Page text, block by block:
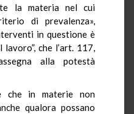
la materia nel cui
di prevalenza»,
in questione è
che l’art. 117,
alla potestà
che in materie non
qualora possano